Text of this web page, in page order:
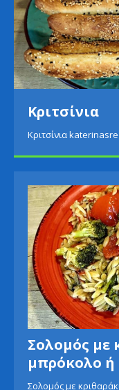
Σολομός με
μπρόκολο ή
Σολομός με